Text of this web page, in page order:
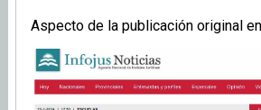
Aspecto de la publicación original